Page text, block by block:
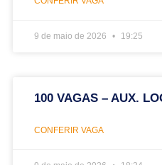
9 de maio de 2026 19:25
100 VAGAS – AUX.
CONFERIR VAGA